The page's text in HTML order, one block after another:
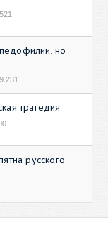
но
231
трагедия
русского